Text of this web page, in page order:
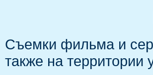
Съемки фильма и
также на